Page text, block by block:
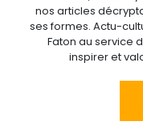
nos articles
ses formes. Actu-
Faton au service
inspirer et